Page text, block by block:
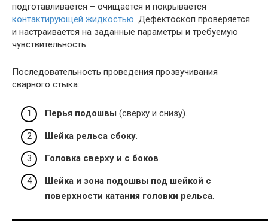
подготавливается – очищается и покрывается
контактирующей жидкостью . Дефектоскоп проверяется
и настраивается на заданные параметры и требуемую
чувствительность.
Последовательность проведения прозвучивания
сварного стыка:
Перья подошвы (сверху и снизу).
Шейка рельса сбоку
Головка сверху и с боков.
Шейка и зона подошвы под шейкой с
поверхности катания головки рельса